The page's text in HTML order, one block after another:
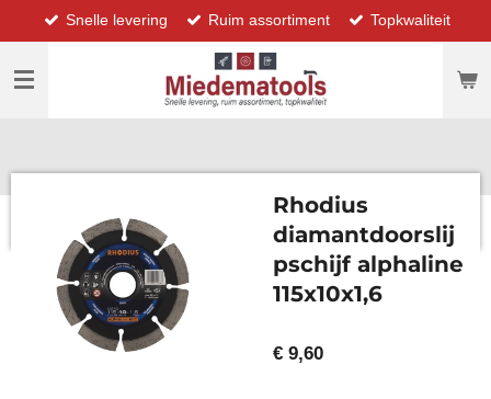
direct
naar
hoofdinhoud
Snelle levering Ruim assortiment Topkwaliteit
Rhodius
diamantdoorslij
pschijf alphaline
115x10x1,6
€ 9,60